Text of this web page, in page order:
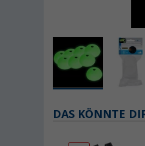
DAS KÖNNTE